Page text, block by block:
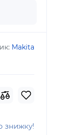
Makita
знижку!